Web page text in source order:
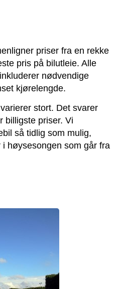
priser fra en rekke
pris på bilutleie. Alle
nødvendige
kjørelengde.
stort. Det svarer
billigste priser. Vi
så tidlig som mulig,
høysesongen som går fra